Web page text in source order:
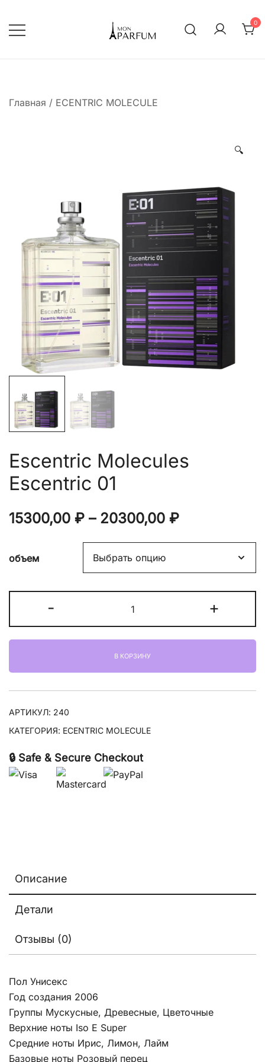
содержимому
0
Главная / ECENTRIC MOLECULE
🔍
Escentric Molecules
Escentric 01
15300,00 ₽ – 20300,00 ₽Диапазон
цен:
15300,00 ₽
–
20300,00 ₽
объем
-
товара
Escentric
Escentric
01
+
В КОРЗИНУ
АРТИКУЛ: 240
КАТЕГОРИЯ: ECENTRIC MOLECULE
🔒 Safe & Secure Checkout
Описание
Детали
Отзывы (0)
Пол Унисекс
Год создания 2006
Группы Мускусные, Древесные, Цветочные
Верхние ноты Iso E Super
Средние ноты Ирис, Лимон, Лайм
Базовые ноты Розовый перец